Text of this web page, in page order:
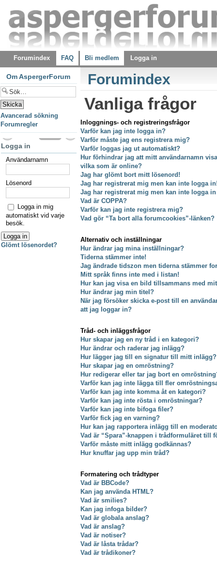
Forumindex FAQ Bli medlem Logga in
Forumindex
Vanliga frågor
Inloggnings- och registreringsfrågor
Varför kan jag inte logga in?
Varför måste jag ens registrera mig?
Varför loggas jag ut automatiskt?
Hur förhindrar jag att mitt användarnamn
vilka som är online?
Jag har glömt bort mitt lösenord!
Jag har registrerat mig men kan inte logga
Jag har registrerat mig men kan inte logga
Vad är COPPA?
Varför kan jag inte registrera mig?
Vad gör “Ta bort alla forumcookies”-länken?
Alternativ och inställningar
Hur ändrar jag mina inställningar?
Tiderna stämmer inte!
Jag ändrade tidszon men tiderna stämmer
Mitt språk finns inte med i listan!
Hur kan jag visa en bild tillsammans med
Hur ändrar jag min titel?
När jag försöker skicka e-post till en
att jag loggar in?
Tråd- och inläggsfrågor
Hur skapar jag en ny tråd i en kategori?
Hur ändrar och raderar jag inlägg?
Hur lägger jag till en signatur till mitt inlägg?
Hur skapar jag en omröstning?
Hur redigerar eller tar jag bort en
Varför kan jag inte lägga till fler
Varför kan jag inte komma åt en kategori?
Varför kan jag inte rösta i omröstningar?
Varför kan jag inte bifoga filer?
Varför fick jag en varning?
Hur kan jag rapportera inlägg till en
Vad är “Spara”-knappen i trådformuläret till
Varför måste mitt inlägg godkännas?
Hur knuffar jag upp min tråd?
Formatering och trådtyper
Vad är BBCode?
Kan jag använda HTML?
Vad är smilies?
Kan jag infoga bilder?
Vad är globala anslag?
Vad är anslag?
Vad är notiser?
Vad är låsta trådar?
Vad är trådikoner?
Om AspergerForum
Avancerad sökning
Forumregler
Logga in
Användarnamn
Lösenord
Logga in mig
automatiskt vid varje
besök.
Glömt lösenordet?